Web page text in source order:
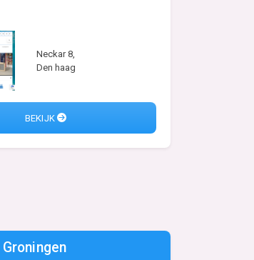
Neckar 8,
Den haag
BEKIJK
Groningen